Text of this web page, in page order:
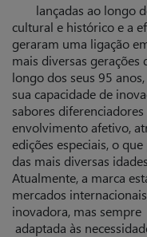
lançadas ao longo
cultural e histórico e a
geraram uma ligação
mais diversas gerações
longo dos seus 95
sua capacidade de
sabores
envolvimento afetivo,
edições especiais, o
das mais diversas
Atualmente, a marca
mercados
inovadora, mas sempre
adaptada às